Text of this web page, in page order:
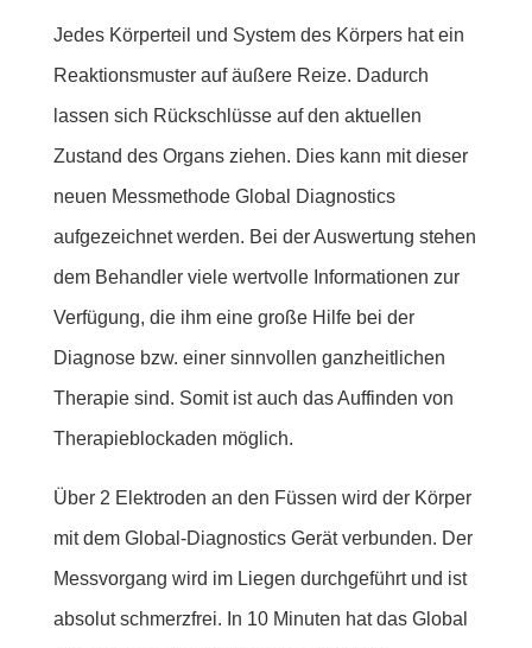
Jedes Körperteil und System des Körpers hat ein
Reaktionsmuster auf äußere Reize. Dadurch
lassen sich Rückschlüsse auf den aktuellen
Zustand des Organs ziehen. Dies kann mit dieser
neuen Messmethode Global Diagnostics
aufgezeichnet werden. Bei der Auswertung stehen
dem Behandler viele wertvolle Informationen zur
Verfügung, die ihm eine große Hilfe bei der
Diagnose bzw. einer sinnvollen ganzheitlichen
Therapie sind. Somit ist auch das Auffinden von
Therapieblockaden möglich.
Über 2 Elektroden an den Füssen wird der Körper
mit dem Global-Diagnostics Gerät verbunden. Der
Messvorgang wird im Liegen durchgeführt und ist
absolut schmerzfrei. In 10 Minuten hat das Global